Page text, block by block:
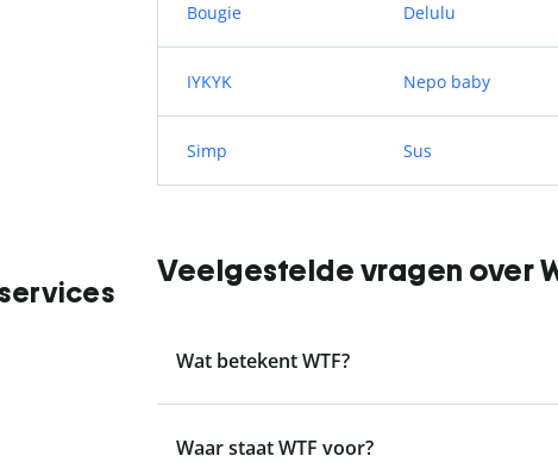
Bougie Delulu
IYKYK Nepo baby
Simp Sus
Veelgestelde vragen over
Wat betekent WTF?
Waar staat WTF voor?